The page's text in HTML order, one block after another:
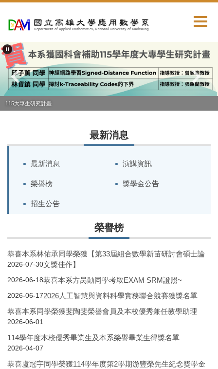
到
主
要
內
容
區
115大專生研究計畫
最新消息
最新消息 演講資訊
榮譽榜 獎學金公告
招生公告
榮譽榜
恭喜本系林佑承同學榮獲【第33屆組合數學新苗研討會碩士論
文獎佳作】
2026-07-30
恭喜本系方昺勛同學考取EXAM SRM證照~
2026-06-18
2026人工智慧與資料科學實務聯合競賽獲獎名單
2026-06-17
恭喜本系同學榮獲斐陶斐榮譽會員及本校優秀兼任教學助理
2026-06-01
114學年度本校優秀畢業生及本系榮譽畢業生得獎名單
2026-04-07
恭喜盧冠宇同學榮獲114學年度第2學期游豐榮先生紀念獎學金